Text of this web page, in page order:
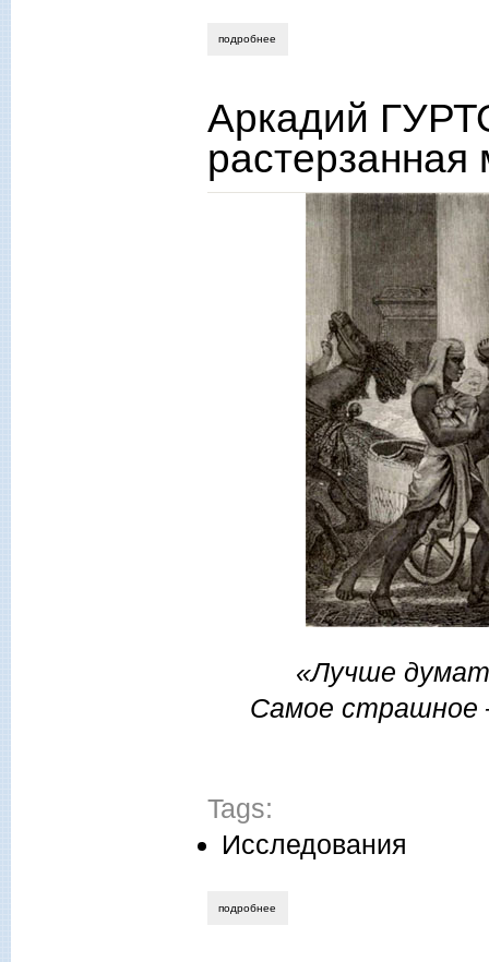
подробнее
Аркадий
растерзанная
«Лучше
Самое страшное
Tags:
Исследования
подробнее